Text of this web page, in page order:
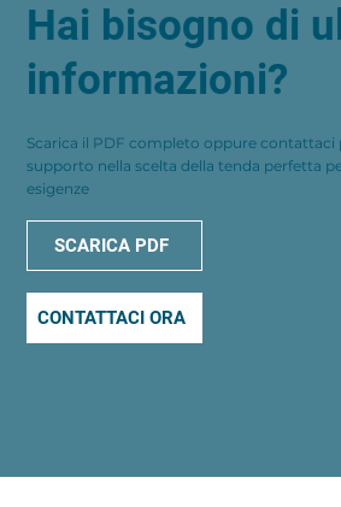
Hai bisogno di
informazioni?
Scarica il PDF completo oppure contattaci
supporto nella scelta della tenda perfetta
esigenze
SCARICA PDF
CONTATTACI ORA